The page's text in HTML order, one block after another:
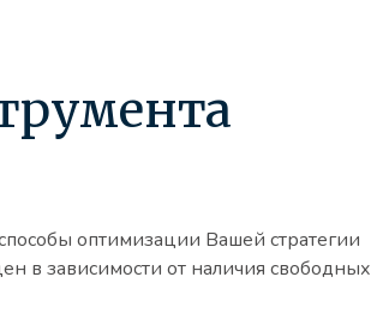
оптимизации Вашей стратегии
в зависимости от наличия свободных